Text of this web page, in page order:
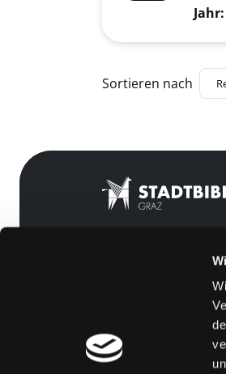
Jahr:
Zu den Suchfiltern
Sortieren nach
[kju:b]